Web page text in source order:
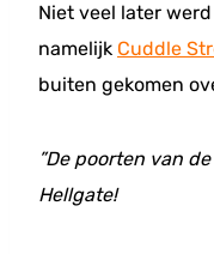
Niet veel later
namelijk Cuddle
buiten gekomen
”De poorten van
Hellgate!